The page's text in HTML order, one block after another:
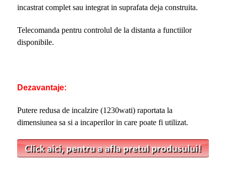
incastrat complet sau integrat in suprafata deja construita.
Telecomanda pentru controlul de la distanta a functiilor
disponibile.
Dezavantaje:
Putere redusa de incalzire (1230wati) raportata la
dimensiunea sa si a incaperilor in care poate fi utilizat.